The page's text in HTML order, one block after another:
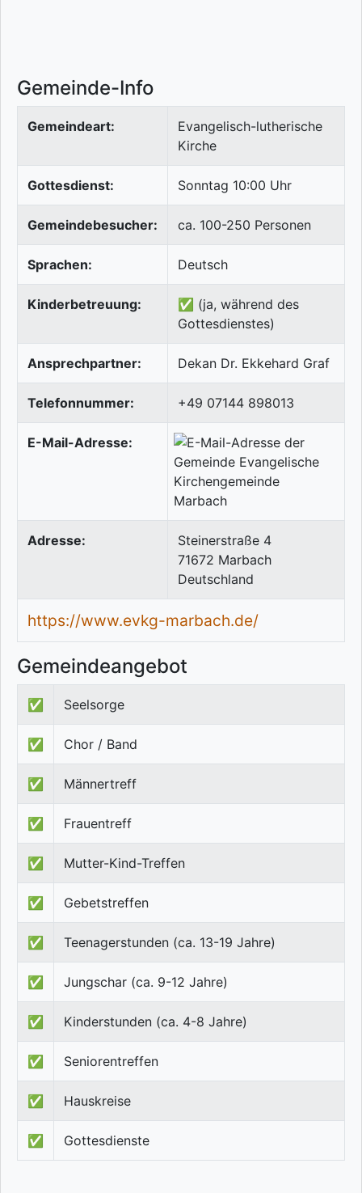
Gemeinde-Info
Gemeindeart:
Evangelisch-lutherische
Kirche
Gottesdienst: Sonntag 10:00 Uhr
Gemeindebesucher: ca. 100-250 Personen
Sprachen: Deutsch
Kinderbetreuung:
✅ (ja, während des
Gottesdienstes)
Ansprechpartner: Dekan Dr. Ekkehard Graf
Telefonnummer: +49 07144 898013
E-Mail-Adresse:
Adresse:
Steinerstraße 4
71672 Marbach
Deutschland
https://www.evkg-marbach.de/
Gemeindeangebot
✅ Seelsorge
✅ Chor / Band
✅ Männertreff
✅ Frauentreff
✅ Mutter-Kind-Treffen
✅ Gebetstreffen
✅ Teenagerstunden (ca. 13-19 Jahre)
✅ Jungschar (ca. 9-12 Jahre)
✅ Kinderstunden (ca. 4-8 Jahre)
✅ Seniorentreffen
✅ Hauskreise
✅ Gottesdienste